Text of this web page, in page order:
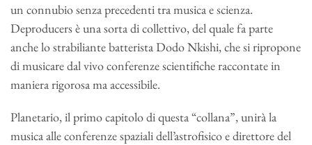
un connubio senza precedenti tra musica e scienza.
Deproducers è una sorta di collettivo, del quale fa parte
anche lo strabiliante batterista Dodo Nkishi, che si ripropone
di musicare dal vivo conferenze scientifiche raccontate in
maniera rigorosa ma accessibile.
Planetario, il primo capitolo di questa “collana”, unirà la
musica alle conferenze spaziali dell’astrofisico e direttore del